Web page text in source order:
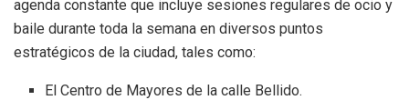
agenda constante que incluye sesiones regulares de ocio y
baile durante toda la semana en diversos puntos
estratégicos de la ciudad, tales como:
El Centro de Mayores de la calle Bellido.